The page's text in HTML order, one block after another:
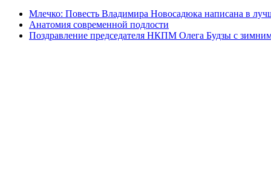
Млечко: Повесть Владимира Новосадюка написана в
Анатомия современной подлости
Поздравление председателя НКПМ Олега Будзы с